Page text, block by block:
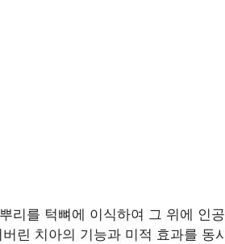
리를 턱뼈에 이식하여 그 위에 인
린 치아의 기능과 미적 효과를 동